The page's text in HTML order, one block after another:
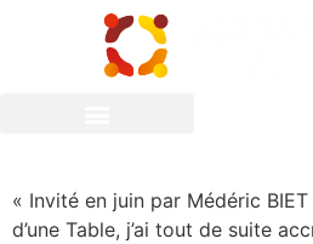
« Invité en juin par Médéric
d’une Table, j’ai tout de suite